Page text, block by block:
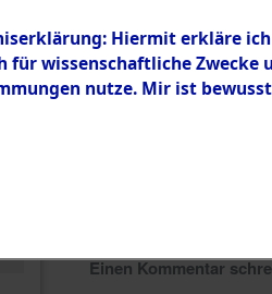
Einen Kommentar
Hiermit erkläre
für wissenschaftliche
nutze. Mir ist